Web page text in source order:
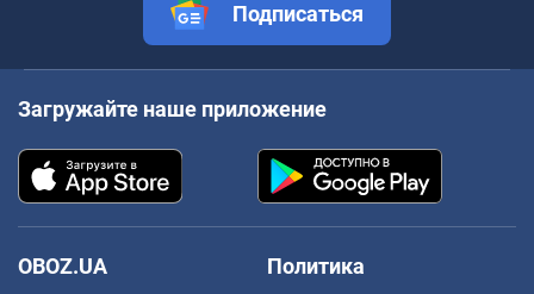
Подписаться
Загружайте наше приложение
OBOZ.UA
Политика